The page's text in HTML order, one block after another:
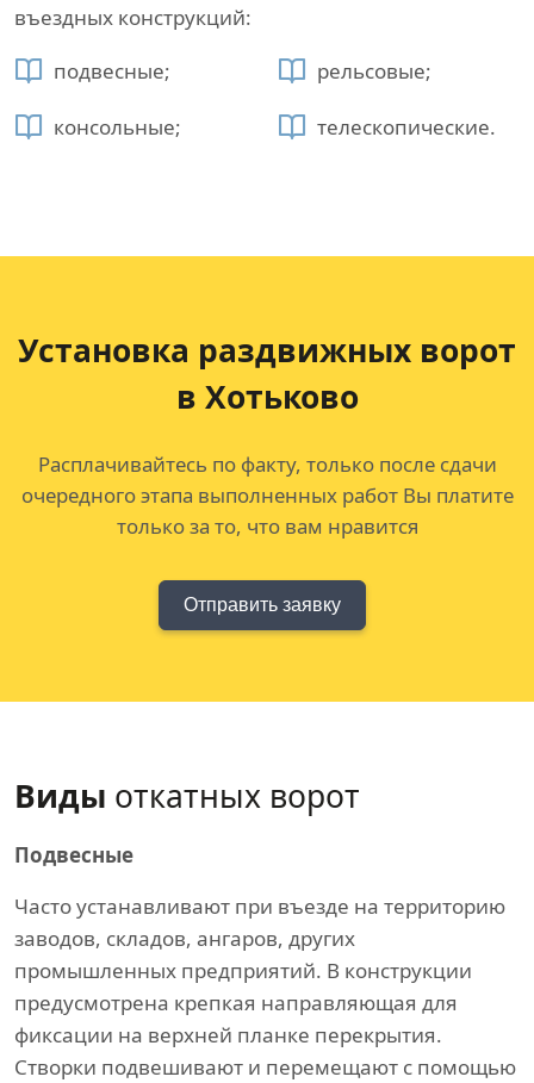
въездных конструкций:
подвесные;
консольные;
рельсовые;
телескопические.
Установка раздвижных ворот
в Хотьково
Расплачивайтесь по факту, только после сдачи
очередного этапа выполненных работ Вы платите
только за то, что вам нравится
Отправить заявку
Виды откатных ворот
Подвесные
Часто устанавливают при въезде на территорию
заводов, складов, ангаров, других
промышленных предприятий. В конструкции
предусмотрена крепкая направляющая для
фиксации на верхней планке перекрытия.
Створки подвешивают и перемещают с помощью